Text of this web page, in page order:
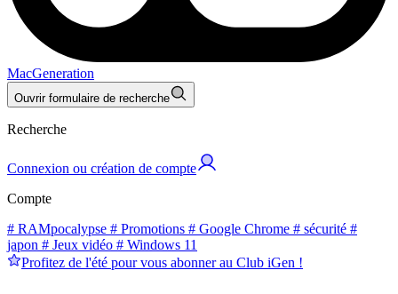
MacGeneration
Ouvrir formulaire de recherche
Recherche
Connexion ou création de compte
Compte
# RAMpocalypse # Promotions # Google Chrome # sécurité #
japon # Jeux vidéo # Windows 11
Profitez de l'été pour vous abonner au Club iGen !